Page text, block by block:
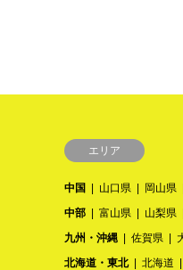
エリア
中国 山口県 岡山県
中部
富山県 山梨県
九州・沖縄
佐賀県
北海道・東北
北海道